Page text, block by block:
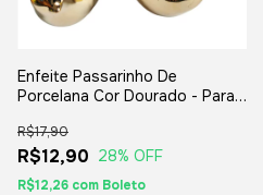
Enfeite Passarinho De
Porcelana Cor Dourado - Para
R$12,90
R$17,90
28% OFF
R$12,26 com Boleto